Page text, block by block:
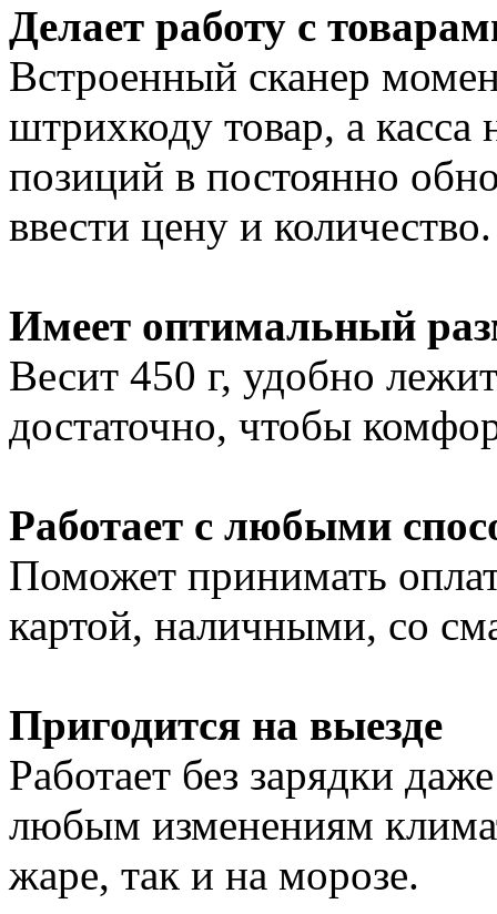
Делает работу с
Встроенный сканер
штрихкоду товар, а касса
позиций в постоянно
ввести цену и количество.
Имеет оптимальный
Весит 450 г, удобно
достаточно, чтобы
Работает с любыми
Поможет принимать
картой, наличными, со
Пригодится на выезде
Работает без зарядки
любым изменениям
жаре, так и на морозе.